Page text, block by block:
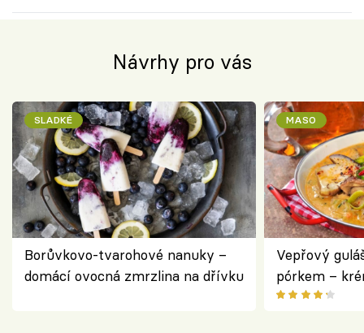
Návrhy pro vás
SLADKÉ
Borůvkovo-tvarohové nanuky –
domácí ovocná zmrzlina na dřívku
MASO
Vepřový
pórkem –
pokrm z